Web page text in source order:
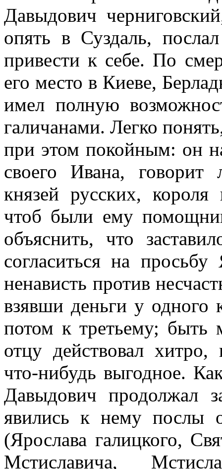
Давыдович
опять в Суздаль,
привести к себе. По
его место в Киеве,
имел полную
галичанами. Легко
при этом покойным: он
своего Ивана, говорит
князей русских, короля
чтоб были ему
объяснить, что
согласиться на
ненависть против
взявши деньги у одного
потом к третьему; быть
отцу действовал
что-нибудь выгодное.
Давыдович продолжал
явились к нему послы
(Ярослава галицкого,
Мстиславича,